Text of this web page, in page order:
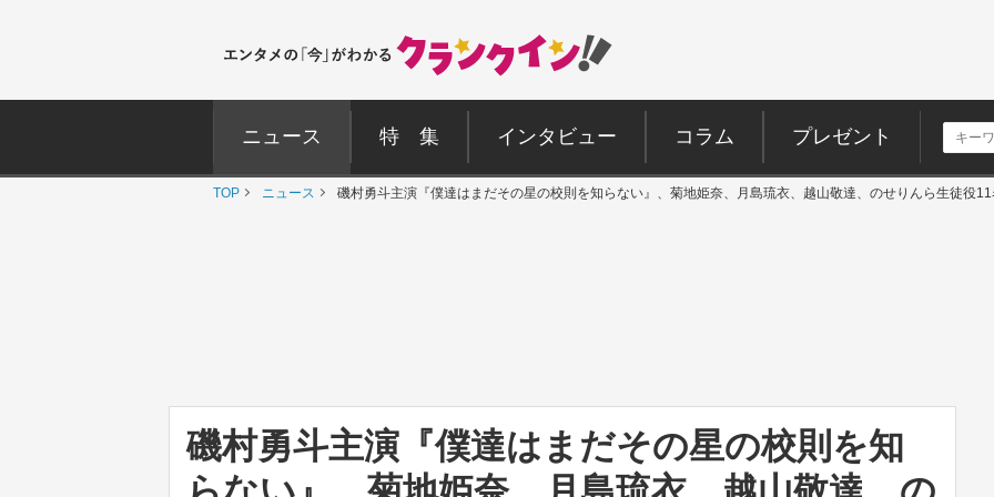
ニュース 特 集 インタビュー コラム プレゼント
TOP ニュース 磯村勇斗主演『僕達はまだその星の校則を知らない』、菊地姫奈、月島琉衣、越山敬達、のせりんら生徒役
磯村勇斗主演『僕達はまだその星の校則を知